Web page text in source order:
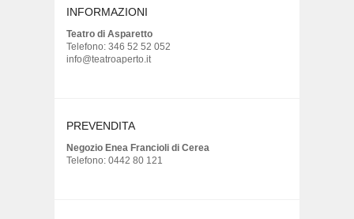
INFORMAZIONI
Teatro di Asparetto
Telefono: 346 52 52 052
info@teatroaperto.it
PREVENDITA
Negozio Enea Francioli di Cerea
Telefono: 0442 80 121